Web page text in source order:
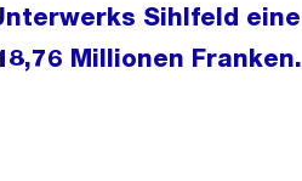
Sihlfeld eine
Millionen Franken.